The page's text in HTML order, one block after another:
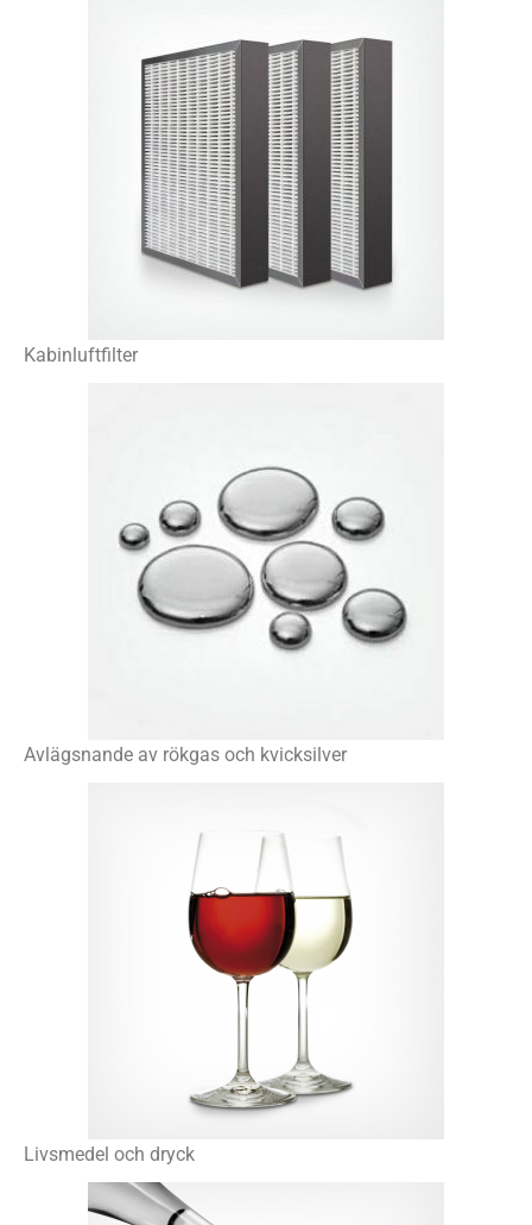
Kabinluftfilter
Avlägsnande av rökgas och kvicksilver
Livsmedel och dryck